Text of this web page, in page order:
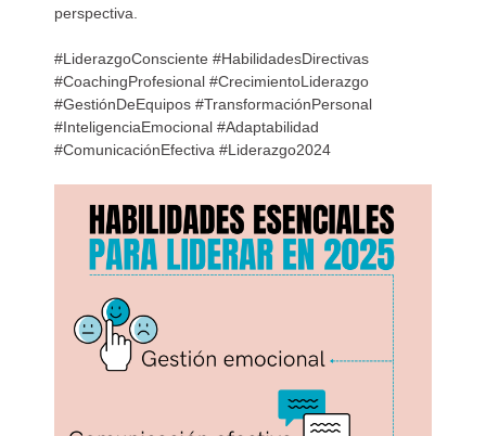
perspectiva.
#LiderazgoConsciente #HabilidadesDirectivas
#CoachingProfesional #CrecimientoLiderazgo
#GestiónDeEquipos #TransformaciónPersonal
#InteligenciaEmocional #Adaptabilidad
#ComunicaciónEfectiva #Liderazgo2024